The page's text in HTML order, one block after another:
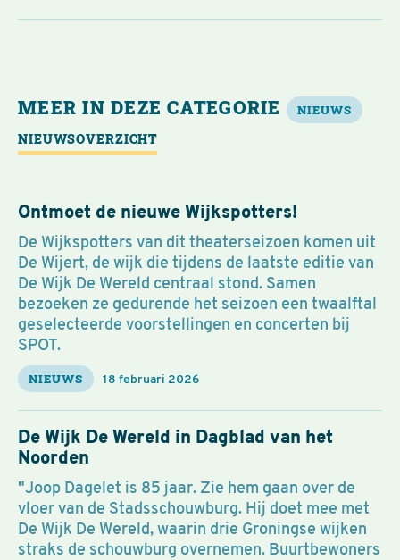
MEER IN DEZE CATEGORIE NIEUWS
NIEUWSOVERZICHT
Ontmoet de nieuwe Wijkspotters!
De Wijkspotters van dit theaterseizoen komen uit
De Wijert, de wijk die tijdens de laatste editie van
De Wijk De Wereld centraal stond. Samen
bezoeken ze gedurende het seizoen een twaalftal
geselecteerde voorstellingen en concerten bij
SPOT.
NIEUWS 18 februari 2026
De Wijk De Wereld in Dagblad van het
Noorden
"Joop Dagelet is 85 jaar. Zie hem gaan over de
vloer van de Stadsschouwburg. Hij doet mee met
De Wijk De Wereld, waarin drie Groningse wijken
straks de schouwburg overnemen. Buurtbewoners